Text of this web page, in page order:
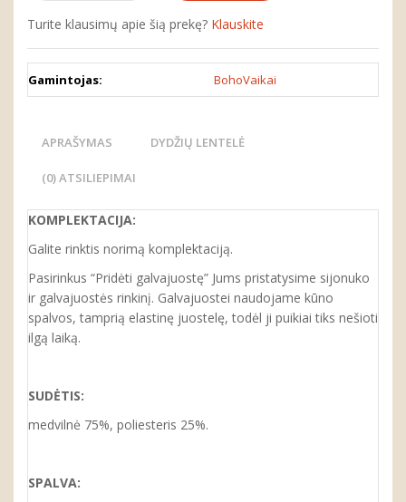
Turite klausimų apie šią prekę? Klauskite
Gamintojas: BohoVaikai
APRAŠYMAS DYDŽIŲ LENTELĖ
(0) ATSILIEPIMAI
KOMPLEKTACIJA:
Galite rinktis norimą komplektaciją.
Pasirinkus “Pridėti galvajuostę” Jums pristatysime sijonuko
ir galvajuostės rinkinį. Galvajuostei naudojame kūno
spalvos, tamprią elastinę juostelę, todėl ji puikiai tiks nešioti
ilgą laiką.
SUDĖTIS:
medvilnė 75%, poliesteris 25%.
SPALVA: